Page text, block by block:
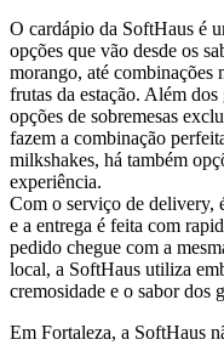
O cardápio da SoftHaus é
opções que vão desde os
morango, até combinações
frutas da estação. Além
opções de sobremesas
fazem a combinação
milkshakes, há também
experiência.
Com o serviço de delivery,
e a entrega é feita com
pedido chegue com a
local, a SoftHaus utiliza
cremosidade e o sabor dos
Em Fortaleza, a SoftHaus